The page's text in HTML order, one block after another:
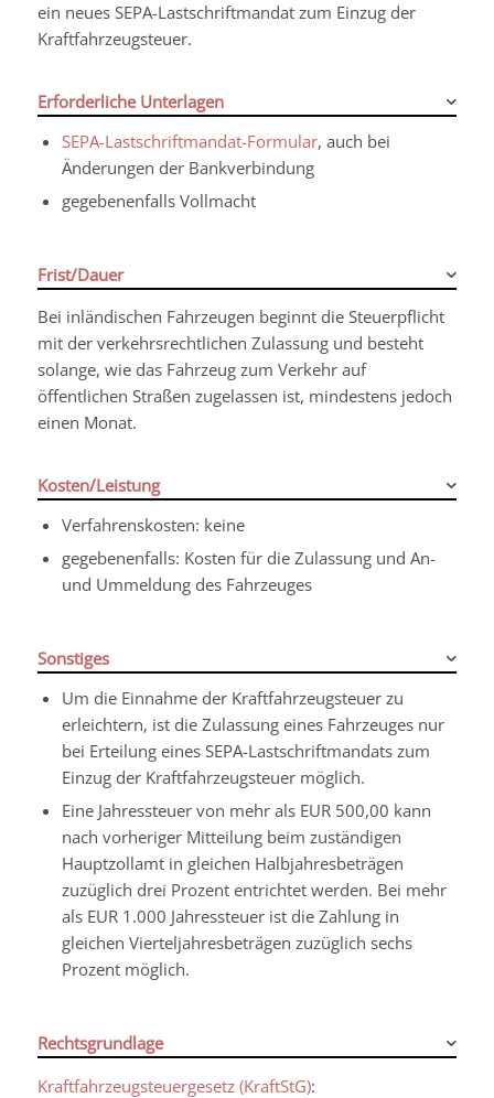
ein neues SEPA-Lastschriftmandat zum Einzug der
Kraftfahrzeugsteuer.
Erforderliche Unterlagen
SEPA-Lastschriftmandat-Formular, auch bei
Änderungen der Bankverbindung
gegebenenfalls Vollmacht
Frist/Dauer
Bei inländischen Fahrzeugen beginnt die Steuerpflicht
mit der verkehrsrechtlichen Zulassung und besteht
solange, wie das Fahrzeug zum Verkehr auf
öffentlichen Straßen zugelassen ist, mindestens jedoch
einen Monat.
Kosten/Leistung
Verfahrenskosten: keine
gegebenenfalls: Kosten für die Zulassung und An-
und Ummeldung des Fahrzeuges
Sonstiges
Um die Einnahme der Kraftfahrzeugsteuer zu
erleichtern, ist die Zulassung eines Fahrzeuges nur
bei Erteilung eines SEPA-Lastschriftmandats zum
Einzug der Kraftfahrzeugsteuer möglich.
Eine Jahressteuer von mehr als EUR 500,00 kann
nach vorheriger Mitteilung beim zuständigen
Hauptzollamt in gleichen Halbjahresbeträgen
zuzüglich drei Prozent entrichtet werden. Bei mehr
als EUR 1.000 Jahressteuer ist die Zahlung in
gleichen Vierteljahresbeträgen zuzüglich sechs
Prozent möglich.
Rechtsgrundlage
Kraftfahrzeugsteuergesetz (KraftStG):